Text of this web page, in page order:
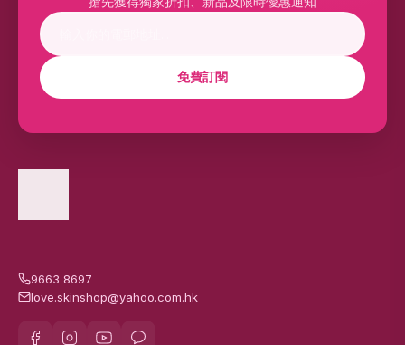
免費訂閱
9663 8697
love.skinshop@yahoo.com.hk